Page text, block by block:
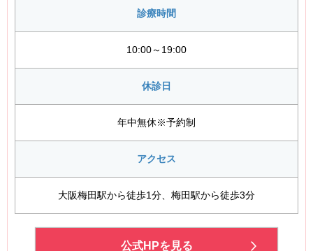
診療時間
10:00～19:00
休診日
年中無休※予約制
アクセス
大阪梅田駅から徒歩1分、梅田駅から徒歩3分
公式HPを見る